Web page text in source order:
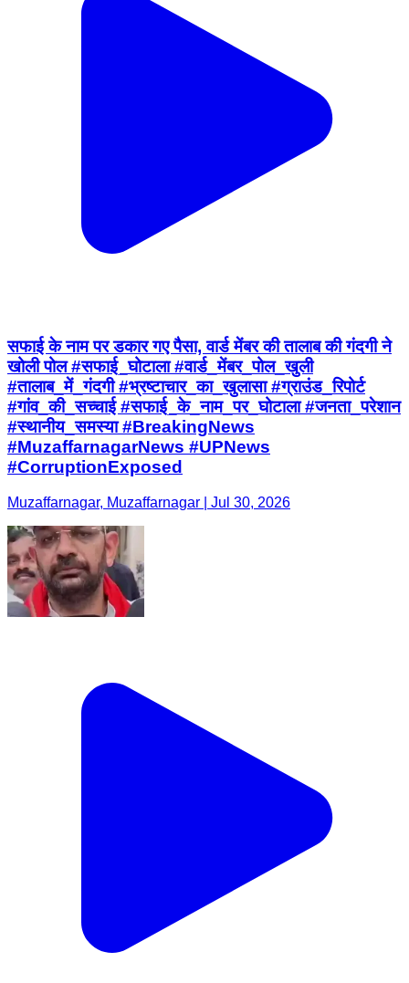
सफाई के नाम पर डकार गए पैसा, वार्ड मेंबर की तालाब की गंदगी ने
खोली पोल #सफाई_घोटाला #वार्ड_मेंबर_पोल_खुली
#तालाब_में_गंदगी #भ्रष्टाचार_का_खुलासा #ग्राउंड_रिपोर्ट
#गांव_की_सच्चाई #सफाई_के_नाम_पर_घोटाला #जनता_परेशान
#स्थानीय_समस्या #BreakingNews
#MuzaffarnagarNews #UPNews
#CorruptionExposed
Muzaffarnagar, Muzaffarnagar | Jul 30, 2026